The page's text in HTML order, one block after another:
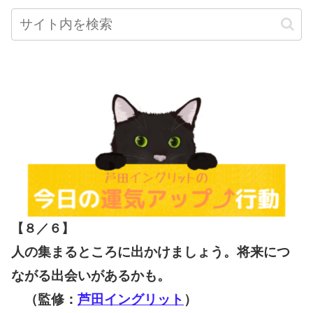
【８／６ 】
人の集まるところに出かけましょう。将来につ
ながる出会いがあるかも。
（監修： 芦田イングリット ）